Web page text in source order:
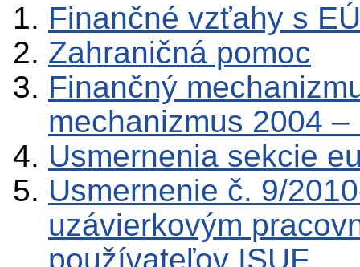
Finančné vzťahy s EÚ
Zahraničná pomoc
Finančný
mechanizmus 2004 –
Usmernenia sekcie
Usmernenie č. 9/
uzávierkovým
používateľov ISUF